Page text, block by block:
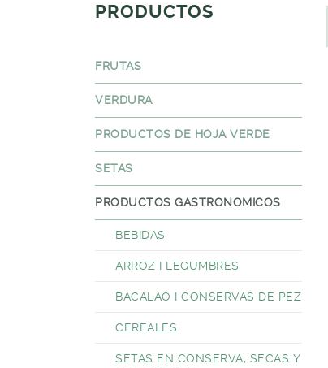
PRODUCTOS
FRUTAS
VERDURA
PRODUCTOS DE HOJA VERDE
SETAS
PRODUCTOS GASTRONOMICOS
BEBIDAS
ARROZ I LEGUMBRES
BACALAO I CONSERVAS DE PEZ
CEREALES
SETAS EN CONSERVA, SECAS Y